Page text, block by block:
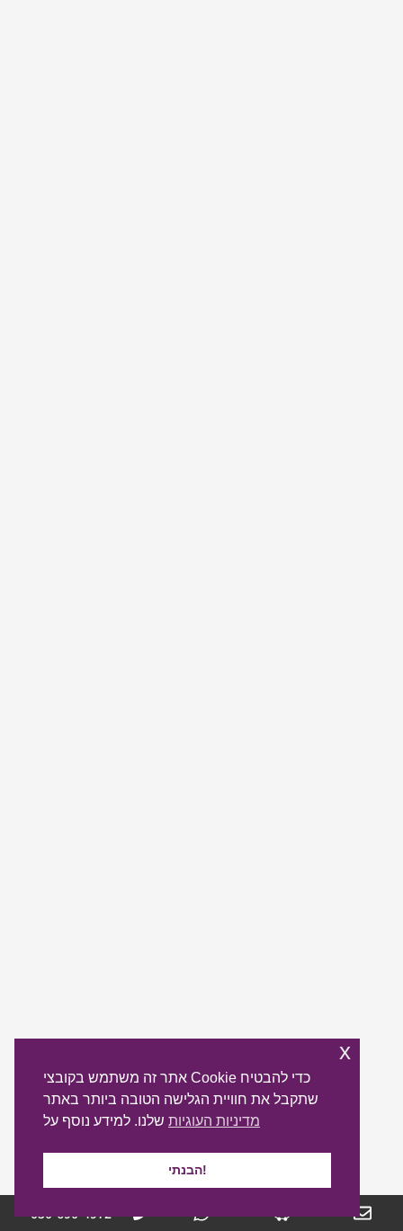
050-690-4972
אתר זה משתמש בקובצי Cookie כדי להבטיח
שתקבל את חוויית הגלישה הטובה ביותר באתר
מדיניות העוגיות
הבנתי!
x